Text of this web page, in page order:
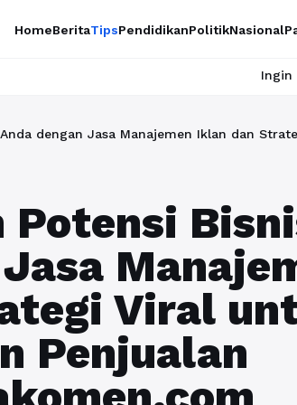
HomeBeritaTipsPendidikanPolitikNasional
Ingin upgrade skill tanpa
Viral
Penjualan